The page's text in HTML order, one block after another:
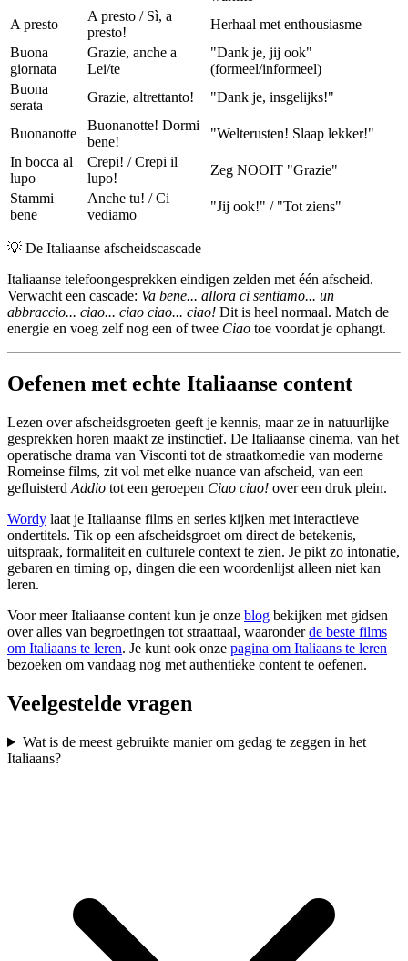
A presto
A presto / Sì, a
presto!
Herhaal met enthousiasme
Buona
giornata
Grazie, anche a
Lei/te
"Dank je, jij ook"
(formeel/informeel)
Buona
serata
Grazie, altrettanto! "Dank je, insgelijks!"
Buonanotte
Buonanotte! Dormi
bene!
"Welterusten! Slaap lekker!"
In bocca al
lupo
Crepi! / Crepi il
lupo!
Zeg NOOIT "Grazie"
Stammi
bene
Anche tu! / Ci
vediamo
"Jij ook!" / "Tot ziens"
💡 De Italiaanse afscheidscascade
Italiaanse telefoongesprekken eindigen zelden met één afscheid.
Verwacht een cascade: Va bene... allora ci sentiamo... un
abbraccio... ciao... ciao ciao... ciao! Dit is heel normaal. Match de
energie en voeg zelf nog een of twee Ciao toe voordat je ophangt.
Oefenen met echte Italiaanse content
Lezen over afscheidsgroeten geeft je kennis, maar ze in natuurlijke
gesprekken horen maakt ze instinctief. De Italiaanse cinema, van het
operatische drama van Visconti tot de straatkomedie van moderne
Romeinse films, zit vol met elke nuance van afscheid, van een
gefluisterd Addio tot een geroepen Ciao ciao! over een druk plein.
Wordy laat je Italiaanse films en series kijken met interactieve
ondertitels. Tik op een afscheidsgroet om direct de betekenis,
uitspraak, formaliteit en culturele context te zien. Je pikt zo intonatie,
gebaren en timing op, dingen die een woordenlijst alleen niet kan
leren.
Voor meer Italiaanse content kun je onze blog bekijken met gidsen
over alles van begroetingen tot straattaal, waaronderde beste films
om Italiaans te leren. Je kunt ook onze pagina om Italiaans te leren
bezoeken om vandaag nog met authentieke content te oefenen.
Veelgestelde vragen
Wat is de meest gebruikte manier om gedag te zeggen in het
Italiaans?